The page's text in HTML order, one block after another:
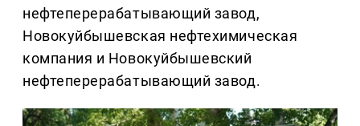
нефтеперерабатывающий завод,
Новокуйбышевская нефтехимическая
компания и Новокуйбышевский
нефтеперерабатывающий завод.